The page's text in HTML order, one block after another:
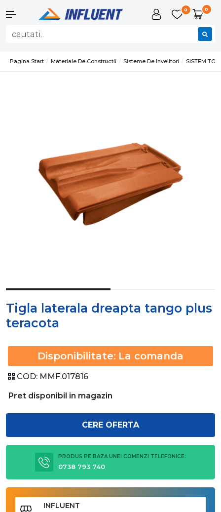
0 0
Pagina Start Materiale De Constructii Sisteme De Invelitori SISTEM
Tigla laterala dreapta tango plus
teracota
Disponibilitate: La comanda
COD: MMF.017816
Pret disponibil in magazin
CERE OFERTA
PRODUS PE BAZA UNEI COMENZI TELEFONICE:
0738 793 740
INFLUENT